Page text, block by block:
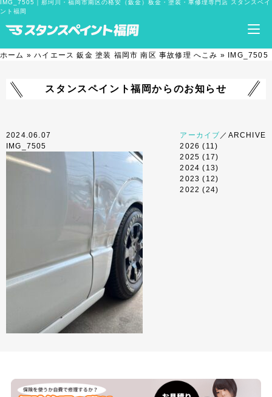
IMG_7505｜那珂川・福岡市南区の格安（鈑金）板金・塗装・車修理専門店 スタンスペイ
ント福岡
ホーム »ハイエース 鈑金 塗装 福岡市 南区 事故修理 へこみ » IMG_7505
スタンスペイント福岡からのお知らせ
2024.06.07
IMG_7505
アーカイブ ／ARCHIVE
2026 (11)
2025 (17)
2024 (13)
2023 (12)
2022 (24)